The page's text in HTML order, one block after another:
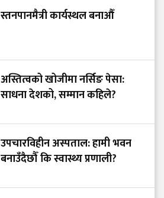
स्तनपानमैत्री कार्यस्थल बनाऔँ
अस्तित्वको खोजीमा नर्सिङ पेसा:
साधना देशको, सम्मान कहिले?
उपचारविहीन अस्पताल: हामी भवन
बनाउँदैछौँ कि स्वास्थ्य प्रणाली?